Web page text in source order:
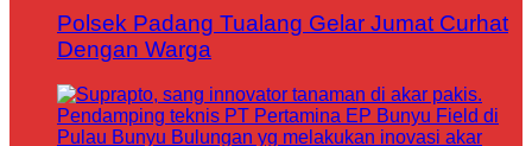
Polsek Padang Tualang Gelar Jumat Curhat
Dengan Warga